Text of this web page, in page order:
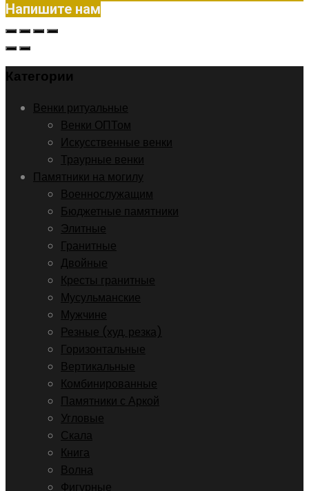
Напишите нам
Категории
Венки ритуальные
Венки ОПТом
Искусственные венки
Траурные венки
Памятники на могилу
Военнослужащим
Бюджетные памятники
Элитные
Гранитные
Двойные
Кресты гранитные
Мусульманские
Мужчине
Резные (худ. резка)
Горизонтальные
Вертикальные
Комбинированные
Памятники с Аркой
Угловые
Скала
Книга
Волна
Фигурные